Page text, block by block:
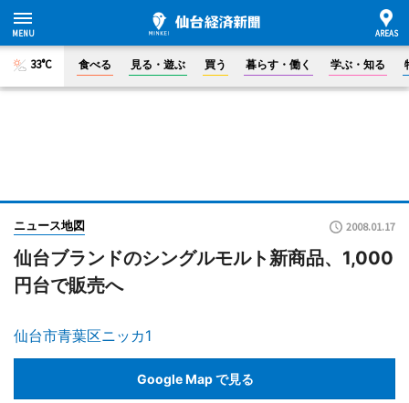
33°C 食べる 見る・遊ぶ 買う 暮らす・働く 学ぶ・知る
ニュース地図 2008.01.17
仙台ブランドのシングルモルト新商品、1,000
円台で販売へ
仙台市青葉区ニッカ1
Google Map で見る